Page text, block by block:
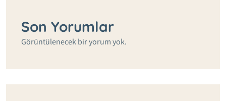
Son Yorumlar
Görüntülenecek bir yorum yok.